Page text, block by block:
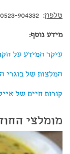
טלפון: 0523-904332,
מידע נוסף:
עיקר המידע על
המלצות של בוגרי
קורות חיים של
מומלצי